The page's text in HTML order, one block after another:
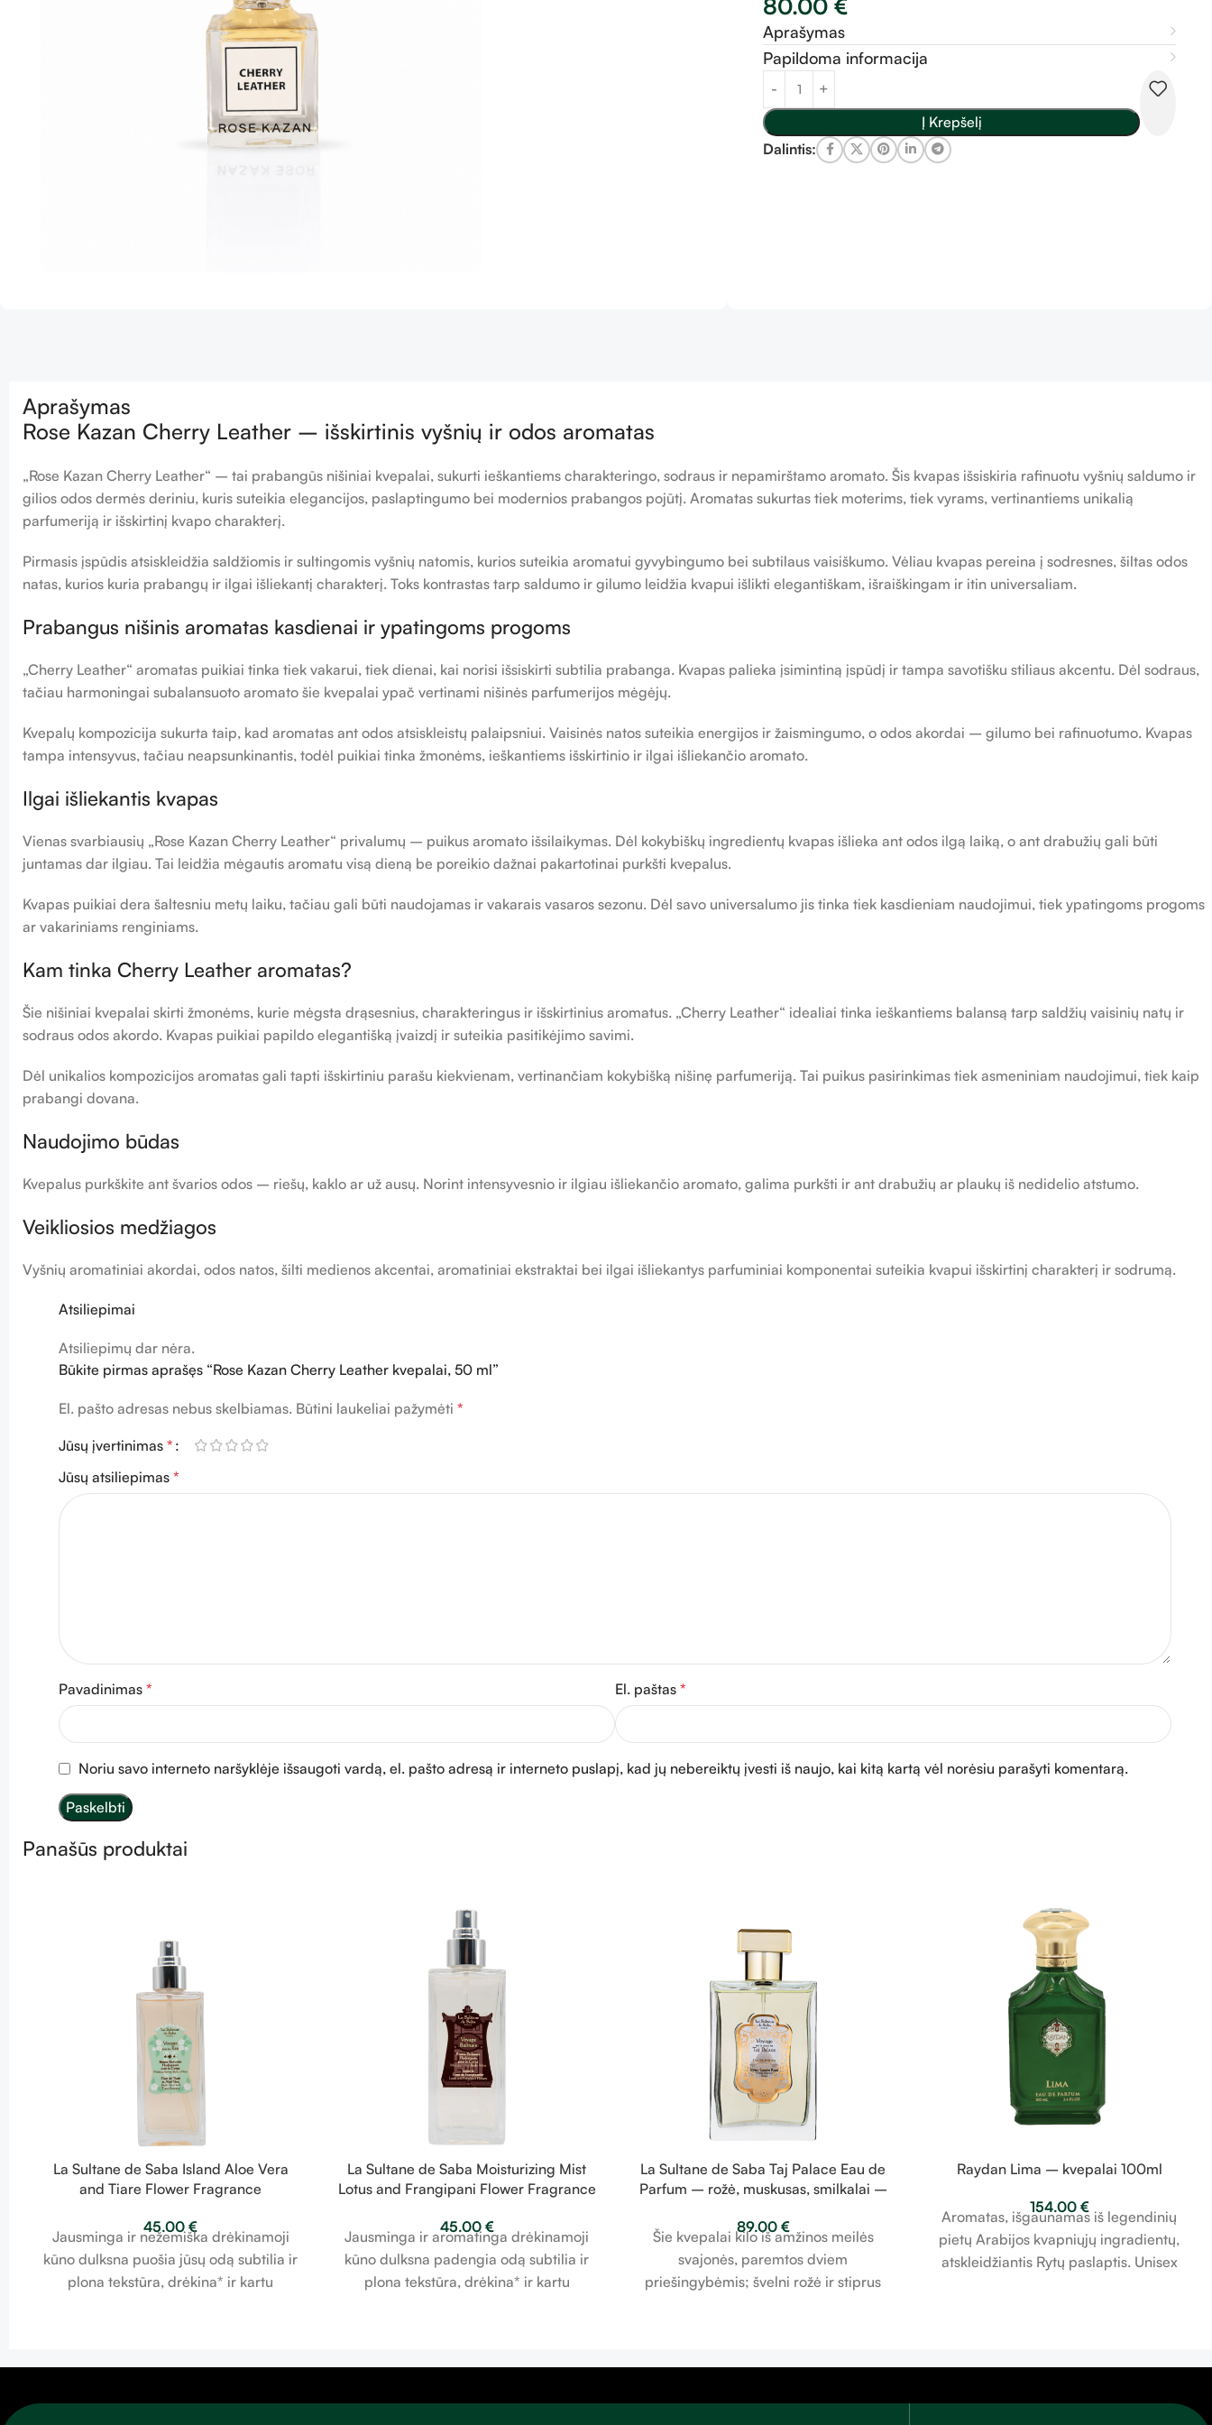
Aprašymas
Papildoma informacija
Į Krepšelį
Dalintis:
Aprašymas
Rose Kazan Cherry Leather – išskirtinis vyšnių ir odos aromatas
„Rose Kazan Cherry Leather“ – tai prabangūs nišiniai kvepalai, sukurti ieškantiems charakteringo, sodraus ir nepamirštamo aromato. Šis kvapas išsiskiria rafinuotu vyšnių saldumo ir
gilios odos dermės deriniu, kuris suteikia elegancijos, paslaptingumo bei modernios prabangos pojūtį. Aromatas sukurtas tiek moterims, tiek vyrams, vertinantiems unikalią
parfumeriją ir išskirtinį kvapo charakterį.
Pirmasis įspūdis atsiskleidžia saldžiomis ir sultingomis vyšnių natomis, kurios suteikia aromatui gyvybingumo bei subtilaus vaisiškumo. Vėliau kvapas pereina į sodresnes, šiltas odos
natas, kurios kuria prabangų ir ilgai išliekantį charakterį. Toks kontrastas tarp saldumo ir gilumo leidžia kvapui išlikti elegantiškam, išraiškingam ir itin universaliam.
Prabangus nišinis aromatas kasdienai ir ypatingoms progoms
„Cherry Leather“ aromatas puikiai tinka tiek vakarui, tiek dienai, kai norisi išsiskirti subtilia prabanga. Kvapas palieka įsimintiną įspūdį ir tampa savotišku stiliaus akcentu. Dėl sodraus,
tačiau harmoningai subalansuoto aromato šie kvepalai ypač vertinami nišinės parfumerijos mėgėjų.
Kvepalų kompozicija sukurta taip, kad aromatas ant odos atsiskleistų palaipsniui. Vaisinės natos suteikia energijos ir žaismingumo, o odos akordai – gilumo bei rafinuotumo. Kvapas
tampa intensyvus, tačiau neapsunkinantis, todėl puikiai tinka žmonėms, ieškantiems išskirtinio ir ilgai išliekančio aromato.
Ilgai išliekantis kvapas
Vienas svarbiausių „Rose Kazan Cherry Leather“ privalumų – puikus aromato išsilaikymas. Dėl kokybiškų ingredientų kvapas išlieka ant odos ilgą laiką, o ant drabužių gali būti
juntamas dar ilgiau. Tai leidžia mėgautis aromatu visą dieną be poreikio dažnai pakartotinai purkšti kvepalus.
Kvapas puikiai dera šaltesniu metų laiku, tačiau gali būti naudojamas ir vakarais vasaros sezonu. Dėl savo universalumo jis tinka tiek kasdieniam naudojimui, tiek ypatingoms progoms
ar vakariniams renginiams.
Kam tinka Cherry Leather aromatas?
Šie nišiniai kvepalai skirti žmonėms, kurie mėgsta drąsesnius, charakteringus ir išskirtinius aromatus. „Cherry Leather“ idealiai tinka ieškantiems balansą tarp saldžių vaisinių natų ir
sodraus odos akordo. Kvapas puikiai papildo elegantišką įvaizdį ir suteikia pasitikėjimo savimi.
Dėl unikalios kompozicijos aromatas gali tapti išskirtiniu parašu kiekvienam, vertinančiam kokybišką nišinę parfumeriją. Tai puikus pasirinkimas tiek asmeniniam naudojimui, tiek kaip
prabangi dovana.
Naudojimo būdas
Kvepalus purkškite ant švarios odos – riešų, kaklo ar už ausų. Norint intensyvesnio ir ilgiau išliekančio aromato, galima purkšti ir ant drabužių ar plaukų iš nedidelio atstumo.
Veikliosios medžiagos
Vyšnių aromatiniai akordai, odos natos, šilti medienos akcentai, aromatiniai ekstraktai bei ilgai išliekantys parfuminiai komponentai suteikia kvapui išskirtinį charakterį ir sodrumą.
Atsiliepimai
Atsiliepimų dar nėra.
Būkite pirmas aprašęs “Rose Kazan Cherry Leather kvepalai, 50 ml”
El. pašto adresas nebus skelbiamas. Būtini laukeliai pažymėti *
Jūsų įvertinimas *
Jūsų atsiliepimas *
Pavadinimas * El. paštas *
Noriu savo interneto naršyklėje išsaugoti vardą, el. pašto adresą ir interneto puslapį, kad jų nebereiktų įvesti iš naujo, kai kitą kartą vėl norėsiu parašyti komentarą.
Panašūs produktai
La Sultane de Saba Island Aloe Vera
and Tiare Flower Fragrance
žiedai – drėkinamoji dulksna 200 ml
45.00€
Jausminga ir nežemiška drėkinamoji
kūno dulksna puošia jūsų odą subtilia ir
plona tekstūra, drėkina* ir kartu
gaivumo pojūtį ir nukelia jus į
La Sultane de Saba Moisturizing Mist
Lotus and Frangipani Flower Fragrance
dėkinamoji dulksna 200 ml
45.00 €
Jausminga ir aromatinga drėkinamoji
kūno dulksna padengia odą subtilia ir
plona tekstūra, drėkina* ir kartu
gaivumo pojūtį ir nukelia jus į
La Sultane de Saba Taj Palace Eau de
Parfum – rožė, muskusas, smilkalai –
89.00 €
Šie kvepalai kilo iš amžinos meilės
svajonės, paremtos dviem
priešingybėmis; švelni rožė ir stiprus
Raydan Lima – kvepalai 100ml
154.00 €
Aromatas, išgaunamas iš legendinių
pietų Arabijos kvapniųjų ingradientų,
atskleidžiantis Rytų paslaptis. Unisex